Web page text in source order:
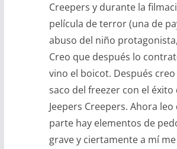
Creepers y durante la
película de terror (una de
abuso del niño
Creo que después lo
vino el boicot. Después
saco del freezer con el
Jeepers Creepers. Ahora
parte hay elementos de
grave y ciertamente a mí